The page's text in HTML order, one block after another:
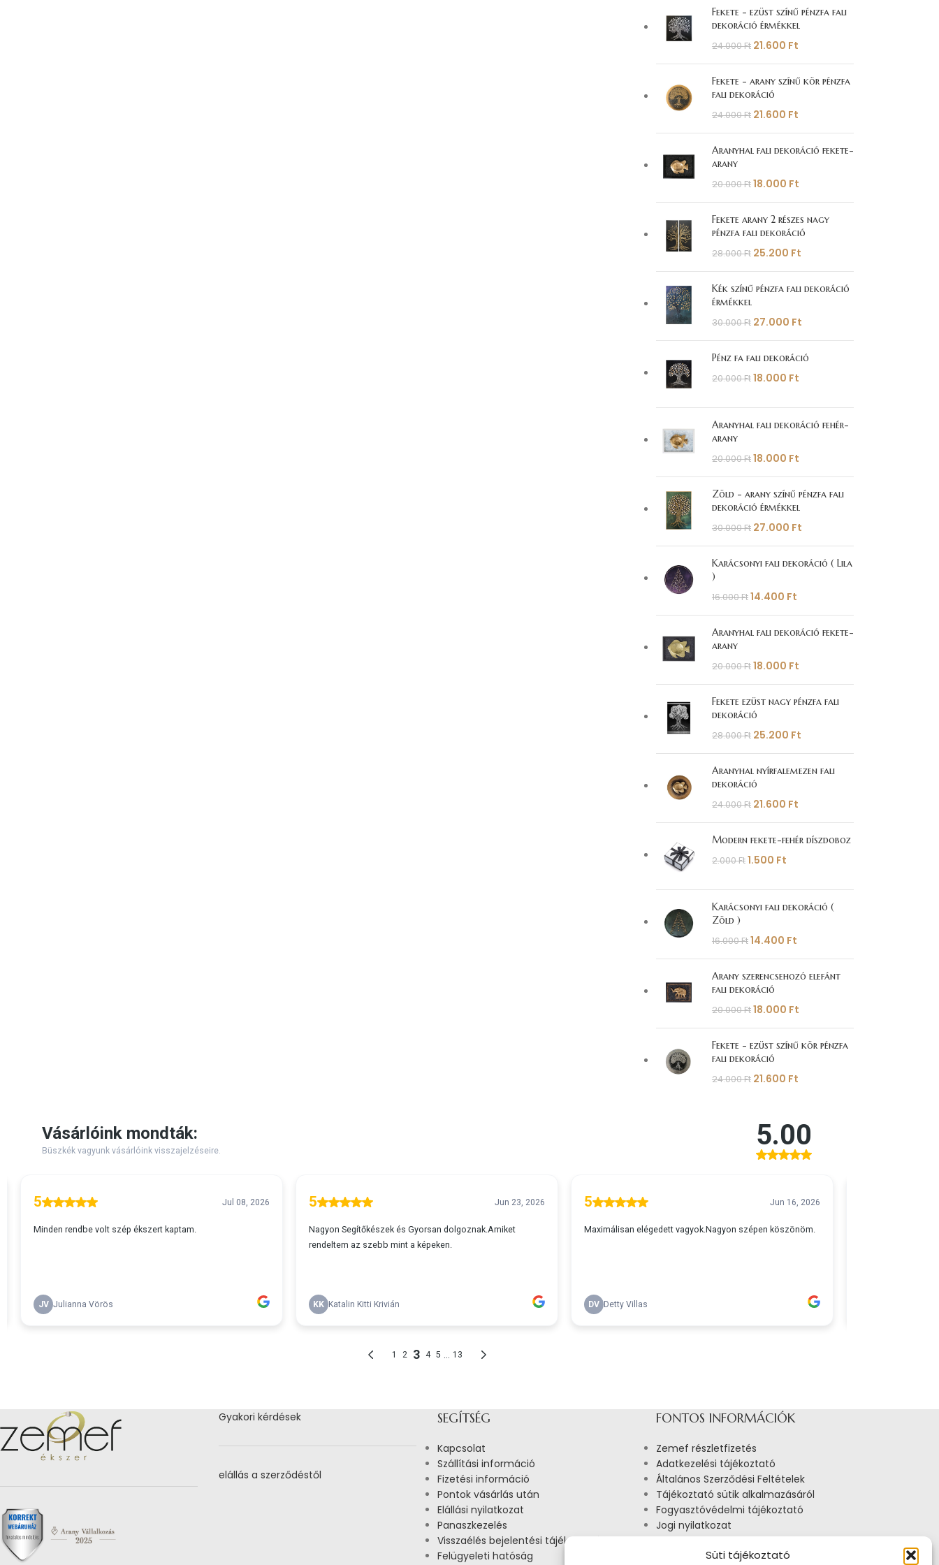
Süti tájékoztató
Fekete - ezüst színű pénzfa fali
dekoráció érmékkel
24.000Ft 21.600 Ft
Fekete - arany színű kör pénzfa
fali dekoráció
24.000Ft 21.600 Ft
Aranyhal fali dekoráció fekete-
arany
20.000Ft18.000 Ft
Fekete arany 2 részes nagy
pénzfa fali dekoráció
28.000Ft 25.200 Ft
Kék színű pénzfa fali dekoráció
érmékkel
30.000Ft 27.000 Ft
Pénz fa fali dekoráció
20.000Ft18.000 Ft
Aranyhal fali dekoráció fehér-
arany
20.000Ft18.000 Ft
Zöld - arany színű pénzfa fali
dekoráció érmékkel
30.000Ft 27.000 Ft
Karácsonyi fali dekoráció ( Lila
)
16.000Ft14.400 Ft
Aranyhal fali dekoráció fekete-
arany
20.000Ft18.000 Ft
Fekete ezüst nagy pénzfa fali
dekoráció
28.000Ft 25.200 Ft
Aranyhal nyírfalemezen fali
dekoráció
24.000Ft 21.600 Ft
Modern fekete-fehér díszdoboz
2.000Ft1.500 Ft
Karácsonyi fali dekoráció (
Zöld )
16.000Ft14.400 Ft
Arany szerencsehozó elefánt
fali dekoráció
20.000Ft18.000 Ft
Fekete - ezüst színű kör pénzfa
fali dekoráció
24.000Ft 21.600 Ft
Gyakori kérdések
elállás a szerződéstől
SEGÍTSÉG
Kapcsolat
Szállítási információ
Fizetési információ
Pontok vásárlás után
Elállási nyilatkozat
Panaszkezelés
Visszaélés bejelentési tájékoztató
Felügyeleti hatóság
FONTOS INFORMÁCIÓK
Zemef részletfizetés
Adatkezelési tájékoztató
Általános Szerződési Feltételek
Tájékoztató sütik alkalmazásáról
Fogyasztóvédelmi tájékoztató
Jogi nyilatkozat
Impresszum
Pályázatok